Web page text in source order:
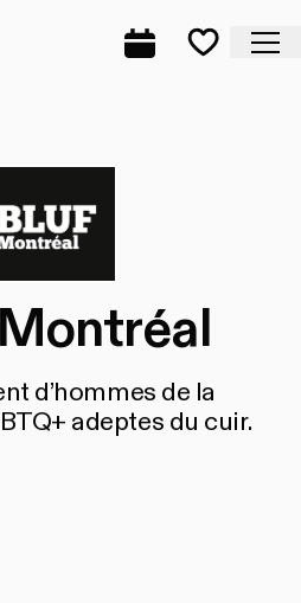
Mes
d’hommes de la
adeptes du cuir.